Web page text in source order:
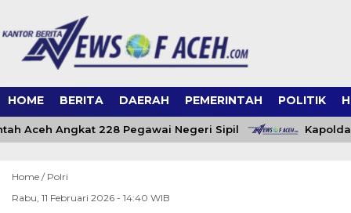
HOME BERITA DAERAH PEMERINTAH POLITIK
Aceh Angkat 228 Pegawai Negeri Sipil
Home / Polri
Rabu, 11 Februari 2026 - 14:40 WIB